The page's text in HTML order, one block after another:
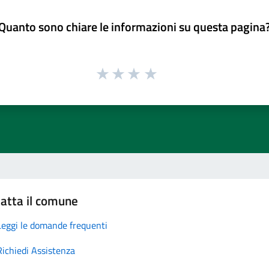
sono chiare le informazioni su questa
il comune
le domande frequenti
Assistenza